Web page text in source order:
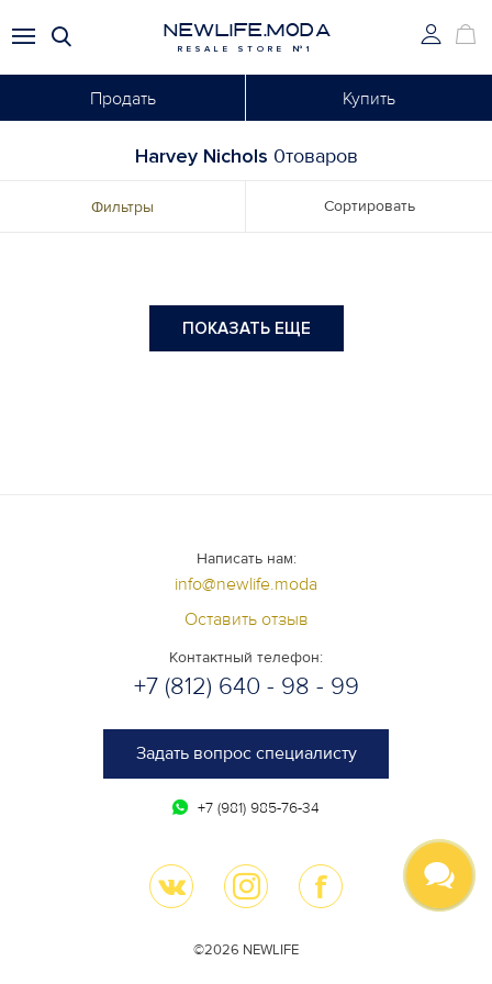
NEWLIFE.MODA
RESALE STORE №1
Продать Купить
Harvey Nichols 0товаров
Фильтры Сортировать
ПОКАЗАТЬ ЕЩЕ
Написать нам:
info@newlife.moda
Оставить отзыв
Контактный телефон:
+7 (812) 640 - 98 - 99
Задать вопрос специалисту
+7 (981) 985-76-34
©2026 NEWLIFE